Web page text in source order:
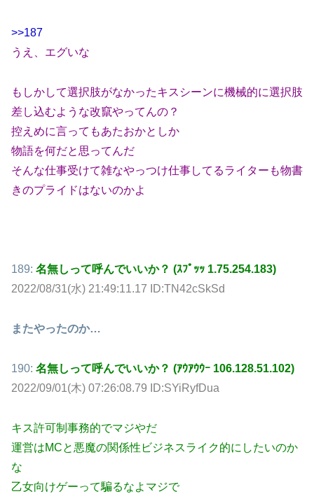
>>187
うえ、エグいな
もしかして選択肢がなかったキスシーンに機械的に選択肢
差し込むような改竄やってんの？
控えめに言ってもあたおかとしか
物語を何だと思ってんだ
そんな仕事受けて雑なやっつけ仕事してるライターも物書
きのプライドはないのかよ
189: 名無しって呼んでいいか？ (ｽﾌﾟｯｯ 1.75.254.183)
2022/08/31(水) 21:49:11.17 ID:TN42cSkSd
またやったのか…
190: 名無しって呼んでいいか？ (ｱｳｱｳｳｰ 106.128.51.102)
2022/09/01(木) 07:26:08.79 ID:SYiRyfDua
キス許可制事務的でマジやだ
運営はMCと悪魔の関係性ビジネスライク的にしたいのか
な
乙女向けゲーって騙るなよマジで